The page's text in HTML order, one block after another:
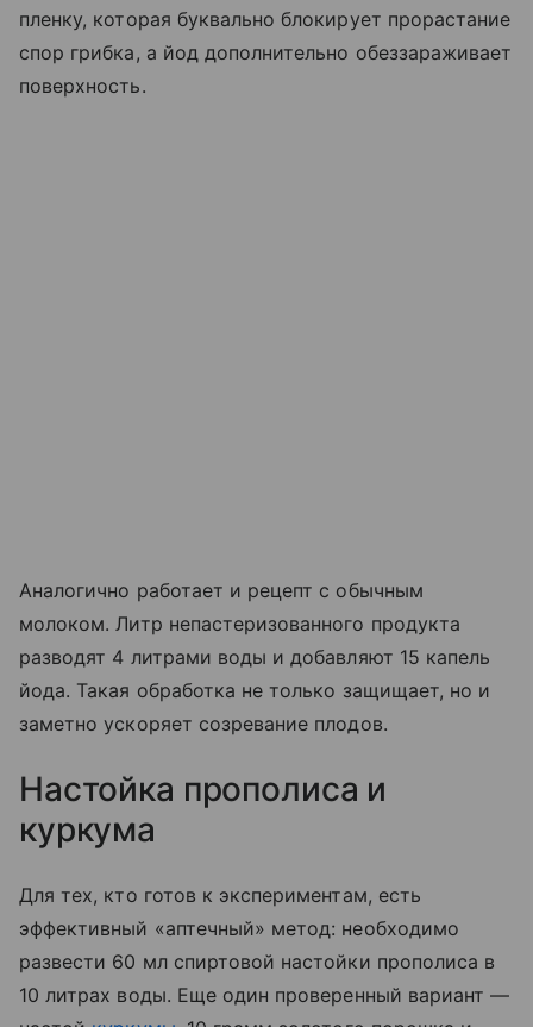
пленку, которая буквально блокирует прорастание
спор грибка, а йод дополнительно обеззараживает
поверхность.
Аналогично работает и рецепт с обычным
молоком. Литр непастеризованного продукта
разводят 4 литрами воды и добавляют 15 капель
йода. Такая обработка не только защищает, но и
заметно ускоряет созревание плодов.
Настойка прополиса и
куркума
Для тех, кто готов к экспериментам, есть
эффективный «аптечный» метод: необходимо
развести 60 мл спиртовой настойки прополиса в
10 литрах воды. Еще один проверенный вариант —